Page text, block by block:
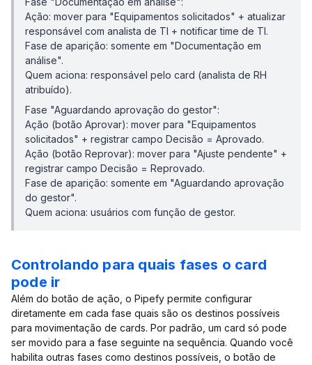
Ação: mover para "Equipamentos solicitados" + atualizar
responsável com analista de TI + notificar time de TI.
Fase de aparição: somente em "Documentação em
análise".
Quem aciona: responsável pelo card (analista de RH
atribuído).
Fase "Aguardando aprovação do gestor":
Ação (botão Aprovar): mover para "Equipamentos
solicitados" + registrar campo Decisão = Aprovado.
Ação (botão Reprovar): mover para "Ajuste pendente" +
registrar campo Decisão = Reprovado.
Fase de aparição: somente em "Aguardando aprovação
do gestor".
Quem aciona: usuários com função de gestor.
Controlando para quais fases o card
pode ir
Além do botão de ação, o Pipefy permite configurar
diretamente em cada fase quais são os destinos possíveis
para movimentação de cards. Por padrão, um card só pode
ser movido para a fase seguinte na sequência. Quando você
habilita outras fases como destinos possíveis, o botão de